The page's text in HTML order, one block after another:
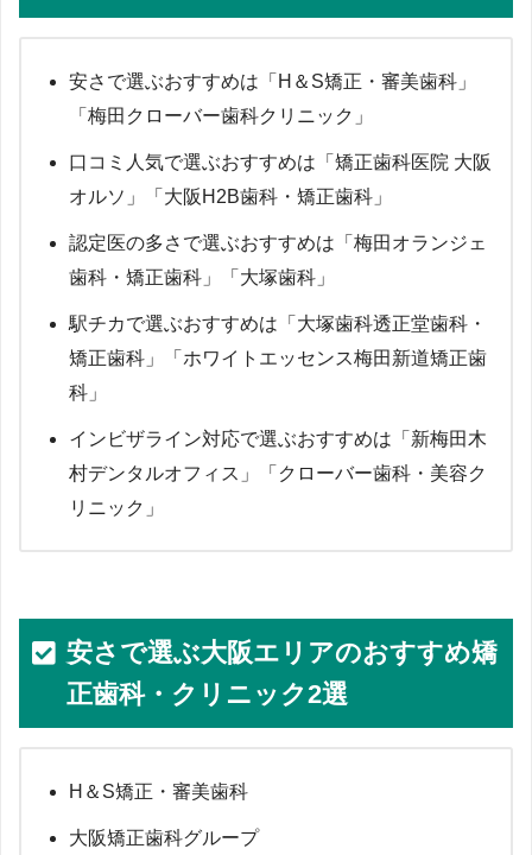
安さで選ぶおすすめは「H＆S矯正・審美歯科」
「梅田クローバー歯科クリニック」
口コミ人気で選ぶおすすめは「矯正歯科医院 大阪
オルソ」「大阪H2B歯科・矯正歯科」
認定医の多さで選ぶおすすめは「梅田オランジェ
歯科・矯正歯科」「大塚歯科」
駅チカで選ぶおすすめは「大塚歯科透正堂歯科・
矯正歯科」「ホワイトエッセンス梅田新道矯正歯
科」
インビザライン対応で選ぶおすすめは「新梅田木
村デンタルオフィス」「クローバー歯科・美容ク
リニック」
安さで選ぶ大阪エリアのおすすめ矯
正歯科・クリニック2選
H＆S矯正・審美歯科
大阪矯正歯科グループ